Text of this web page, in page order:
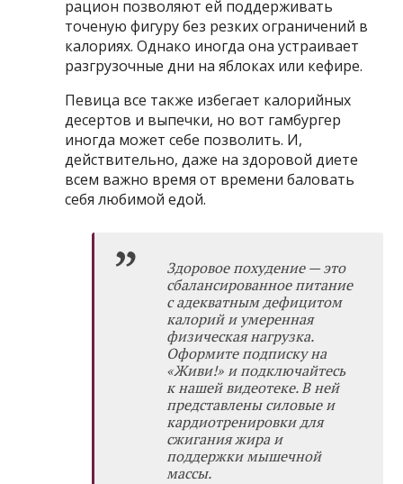
рацион позволяют ей поддерживать
точеную фигуру без резких ограничений в
калориях. Однако иногда она устраивает
разгрузочные дни на яблоках или кефире.
Певица все также избегает калорийных
десертов и выпечки, но вот гамбургер
иногда может себе позволить. И,
действительно, даже на здоровой диете
всем важно время от времени баловать
себя любимой едой.
Здоровое похудение — это
сбалансированное питание
с адекватным дефицитом
калорий и умеренная
физическая нагрузка.
Оформитеподписку на
«Живи!»и подключайтесь
к нашей видеотеке. В ней
представлены силовые и
кардиотренировки для
сжигания жира и
поддержки мышечной
массы.